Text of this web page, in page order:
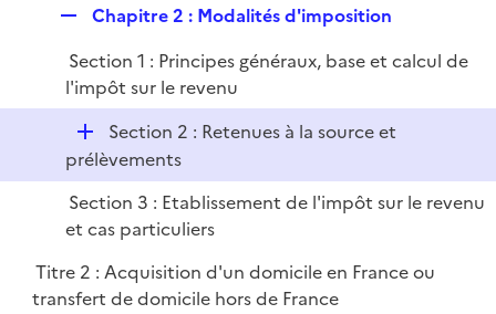
r p
l
i
e
r
Chapitre 2 : Modalités d'imposition
Section 1 : Principes généraux, base et calcul de
l'impôt sur le revenu
D
é
p
l
i
e
r
Section 2 : Retenues à la source et
prélèvements
Section 3 : Etablissement de l'impôt sur le revenu
et cas particuliers
Titre 2 : Acquisition d'un domicile en France ou
transfert de domicile hors de France